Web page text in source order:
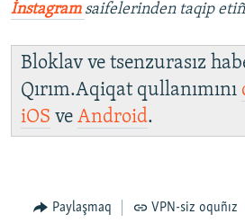
İnstagram saifelerinden taqip
Bloklav ve tsenzurasız
Qırım.Aqiqat qullanımını
iOS ve Android.
Paylaşmaq VPN-siz oquñız